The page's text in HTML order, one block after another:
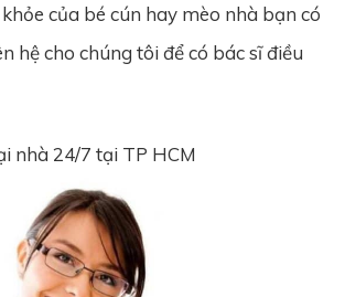
của bé cún hay mèo nhà bạn có
hệ cho chúng tôi để có bác sĩ điều
nhà 24/7 tại TP HCM